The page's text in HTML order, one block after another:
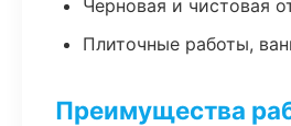
Черновая и чистовая
Плиточные работы,
Преимущества